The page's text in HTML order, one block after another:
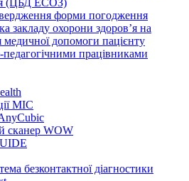
(ЦБД ЕСОЗ)
форми погодження
закладу охорони здоров’я на
медичної допомоги пацієнту
педагогічними працівниками
МІС
сканер WOW
безконтактної діагностики